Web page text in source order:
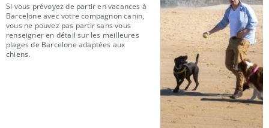
Si vous prévoyez de partir en vacances à
Barcelone avec votre compagnon canin,
vous ne pouvez pas partir sans vous
renseigner en détail sur les meilleures
plages de Barcelone adaptées aux
chiens.